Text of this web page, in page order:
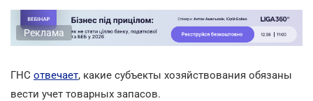
Реклама
ГНС отвечает, какие субъекты хозяйствования обязаны
вести учет товарных запасов.